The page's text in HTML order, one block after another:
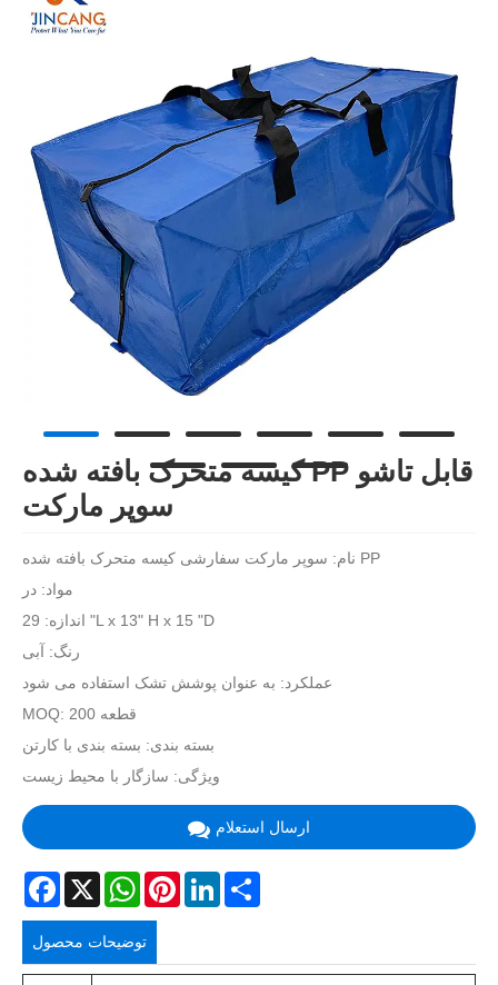
کیسه متحرک بافته شده PP قابل تاشو
سوپر مارکت
نام: سوپر مارکت سفارشی کیسه متحرک بافته شده PP
مواد: در
اندازه: 29 "L x 13" H x 15 "D
رنگ: آبی
عملکرد: به عنوان پوشش تشک استفاده می شود
MOQ: 200 قطعه
بسته بندی: بسته بندی با کارتن
ویژگی: سازگار با محیط زیست
ارسال استعلام
Facebook
X WhatsAppPinterestLinkedIn
توضیحات محصول